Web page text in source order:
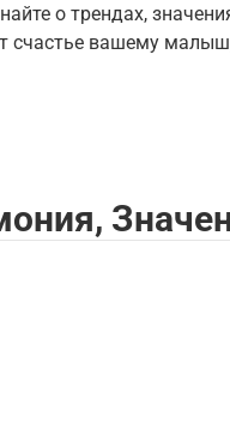
о трендах,
счастье вашему